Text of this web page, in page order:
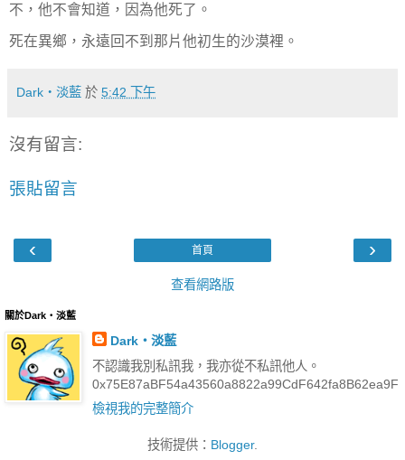
不，他不會知道，因為他死了。
死在異鄉，永遠回不到那片他初生的沙漠裡。
Dark‧淡藍 於 5:42 下午
沒有留言:
張貼留言
‹ ›
首頁
查看網路版
關於Dark‧淡藍
Dark‧淡藍
不認識我別私訊我，我亦從不私訊他人。
0x75E87aBF54a43560a8822a99CdF642fa8B62ea9F
檢視我的完整簡介
技術提供： Blogger.